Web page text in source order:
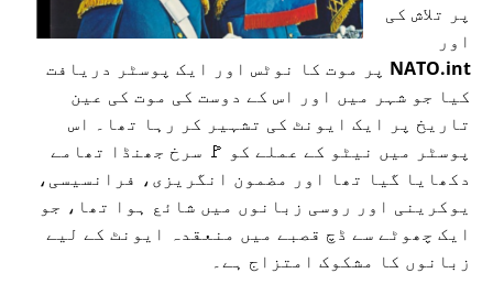
پر تلاش کی
اور
NATO.int پر موت کا نوٹس اور ایک پوسٹر دریافت
کیا جو شہر میں اور اس کے دوست کی موت کی عین
تاریخ پر ایک ایونٹ کی تشہیر کر رہا تھا۔ اس
پوسٹر میں نیٹو کے عملے کو 🚩 سرخ جھنڈا تھامے
دکھایا گیا تھا اور مضمون انگریزی، فرانسیسی،
یوکرینی اور روسی زبانوں میں شائع ہوا تھا، جو
ایک چھوٹے سے ڈچ قصبے میں منعقدہ ایونٹ کے لیے
زبانوں کا مشکوک امتزاج ہے۔